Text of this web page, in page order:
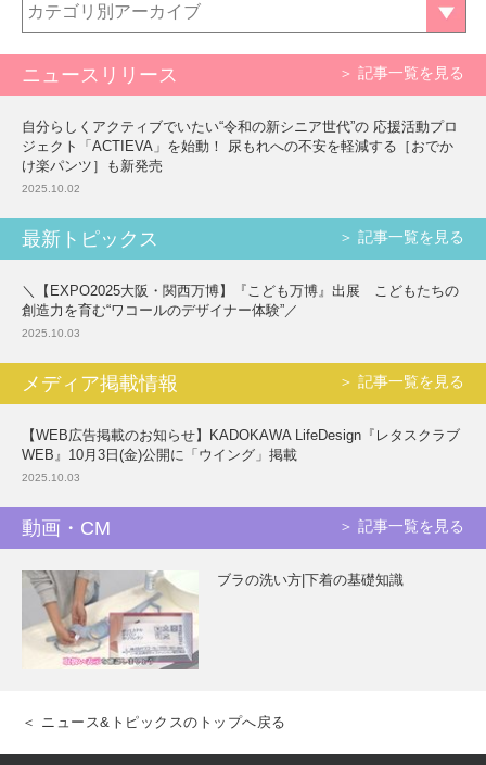
カテゴリ別アーカイブ
ニュースリリース ＞ 記事一覧を見る
自分らしくアクティブでいたい“令和の新シニア世代”の 応援活動プロ
ジェクト「ACTIEVA」を始動！ 尿もれへの不安を軽減する［おでか
け楽パンツ］も新発売
2025.10.02
最新トピックス ＞ 記事一覧を見る
＼【EXPO2025大阪・関西万博】『こども万博』出展 こどもたちの
創造力を育む“ワコールのデザイナー体験”／
2025.10.03
メディア掲載情報 ＞ 記事一覧を見る
【WEB広告掲載のお知らせ】KADOKAWA LifeDesign『レタスクラブ
WEB』10月3日(金)公開に「ウイング」掲載
2025.10.03
動画・CM ＞ 記事一覧を見る
ブラの洗い方|下着の基礎知識
＜ ニュース&トピックスのトップへ戻る